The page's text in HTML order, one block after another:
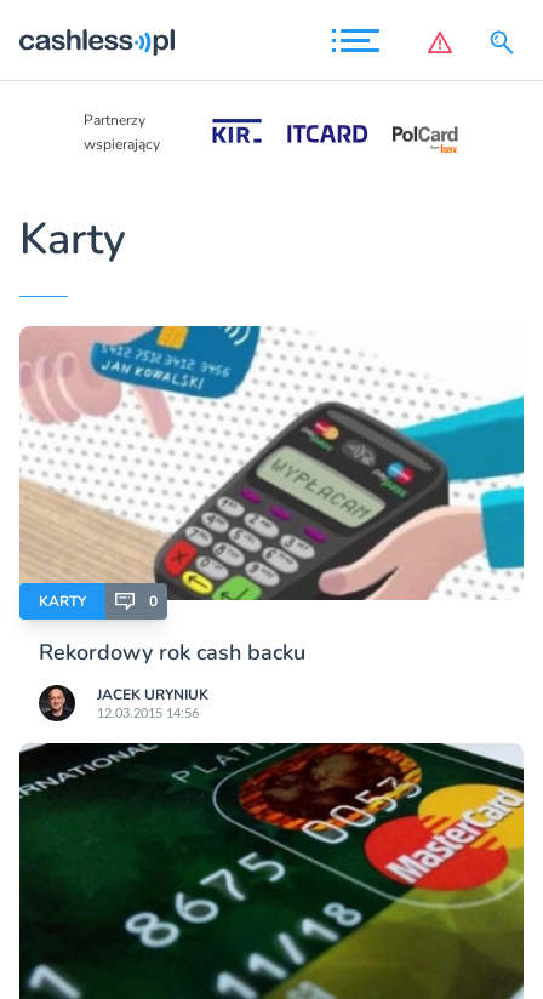
Partnerzy
wspierający
Karty
KARTY 0
Rekordowy rok cash backu
JACEK URYNIUK
12.03.2015 14:56